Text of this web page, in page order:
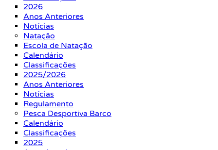
2026
Anos Anteriores
Notícias
Natação
Escola de Natação
Calendário
Classificações
2025/2026
Anos Anteriores
Notícias
Regulamento
Pesca Desportiva Barco
Calendário
Classificações
2025